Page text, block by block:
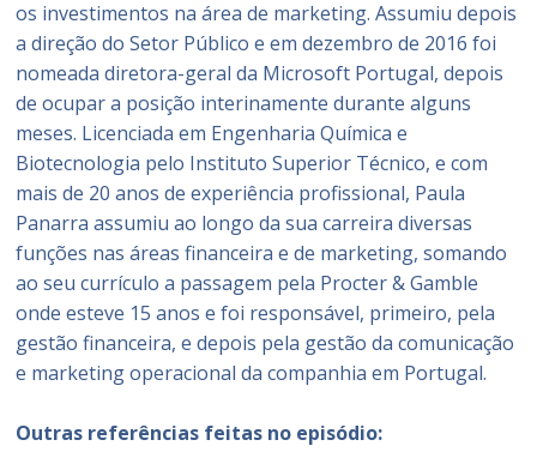
os investimentos na área de marketing. Assumiu depois
a direção do Setor Público e em dezembro de 2016 foi
nomeada diretora-geral da Microsoft Portugal, depois
de ocupar a posição interinamente durante alguns
meses. Licenciada em Engenharia Química e
Biotecnologia pelo Instituto Superior Técnico, e com
mais de 20 anos de experiência profissional, Paula
Panarra assumiu ao longo da sua carreira diversas
funções nas áreas financeira e de marketing, somando
ao seu currículo a passagem pela Procter & Gamble
onde esteve 15 anos e foi responsável, primeiro, pela
gestão financeira, e depois pela gestão da comunicação
e marketing operacional da companhia em Portugal.
Outras referências feitas no episódio: